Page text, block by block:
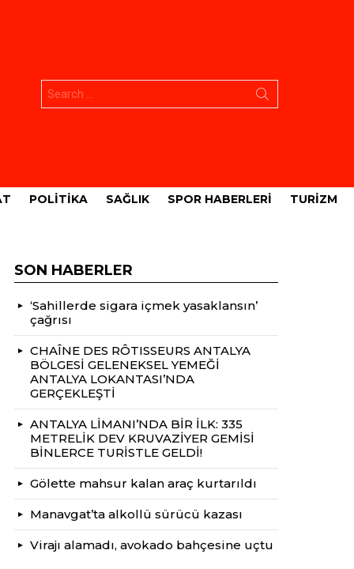
POLITIKA SAĞLIK SPOR HABERLERI TURIZM
SON HABERLER
‘Sahillerde sigara içmek yasaklansın’
çağrısı
CHAÎNE DES RÔTISSEURS ANTALYA
BÖLGESİ GELENEKSEL YEMEĞİ
ANTALYA LOKANTASI’NDA
GERÇEKLEŞTİ
ANTALYA LİMANI’NDA BİR İLK: 335
METRELİK DEV KRUVAZİYER GEMİSİ
BİNLERCE TURİSTLE GELDİ!
Gölette mahsur kalan araç kurtarıldı
Manavgat’ta alkollü sürücü kazası
Virajı alamadı, avokado bahçesine uçtu